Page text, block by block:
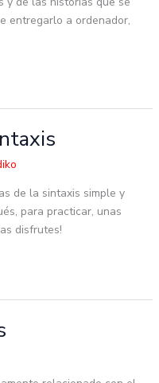
entregarlo a ordenador,
de la sintaxis simple y
para practicar, unas
disfrutes!